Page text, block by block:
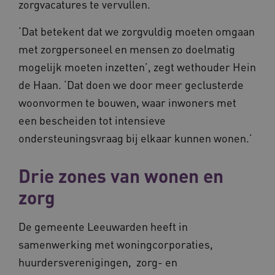
zorgvacatures te vervullen.
‘Dat betekent dat we zorgvuldig moeten omgaan
met zorgpersoneel en mensen zo doelmatig
mogelijk moeten inzetten’, zegt wethouder Hein
de Haan. ‘Dat doen we door meer geclusterde
woonvormen te bouwen, waar inwoners met
een bescheiden tot intensieve
ondersteuningsvraag bij elkaar kunnen wonen.’
Drie zones van wonen en
zorg
De gemeente Leeuwarden heeft in
samenwerking met woningcorporaties,
huurdersverenigingen, zorg- en